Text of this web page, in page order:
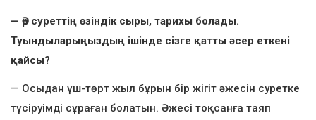
— Әр суреттің өзіндік сыры, тарихы болады.
Туындыларыңыздың ішінде сізге қатты әсер еткені
қайсы?
— Осыдан үш-төрт жыл бұрын бір жігіт әжесін суретке
түсіруімді сұраған болатын. Әжесі тоқсанға таяп